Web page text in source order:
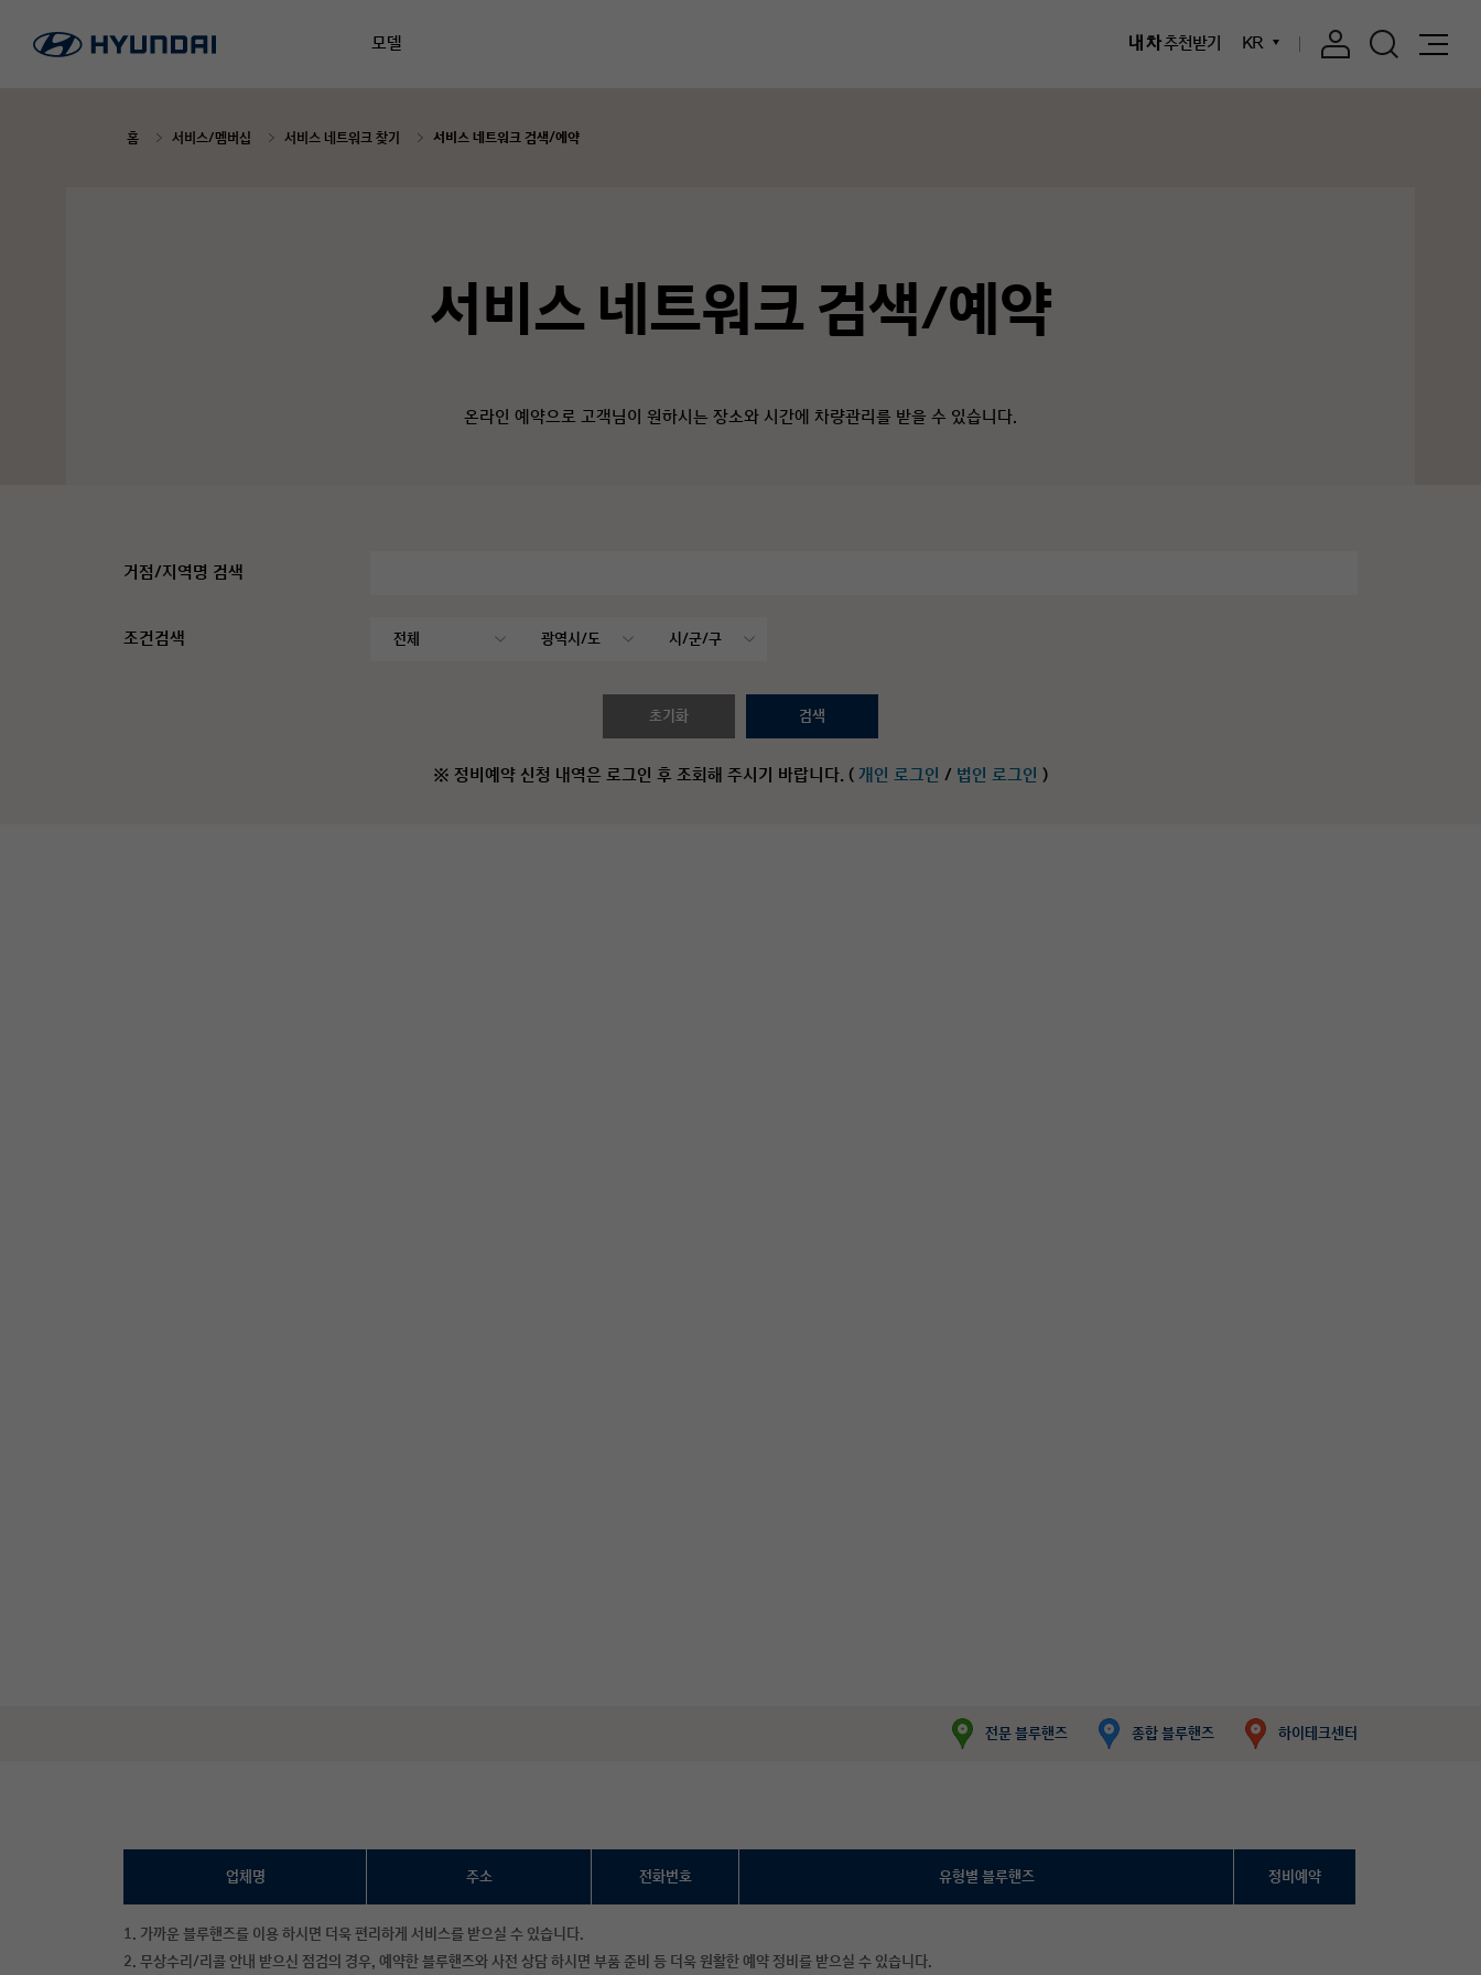
모델 내 차추천받기 KR
홈 서비스/멤버십 서비스 네트워크 찾기 서비스 네트워크 검색/예약
서비스 네트워크 검색/예약
온라인 예약으로 고객님이 원하시는 장소와 시간에 차량관리를 받을 수 있습니다.
거점/지역명 검색
조건검색
초기화 검색
※ 정비예약 신청 내역은 로그인 후 조회해 주시기 바랍니다. ( 개인 로그인 / 법인 로그인 )
전문 블루핸즈 종합 블루핸즈 하이테크센터
업체명 주소 전화번호 유형별 블루핸즈 정비예약
1. 가까운 블루핸즈를 이용 하시면 더욱 편리하게 서비스를 받으실 수 있습니다.
2. 무상수리/리콜 안내 받으신 점검의 경우, 예약한 블루핸즈와 사전 상담 하시면 부품 준비 등 더욱 원활한 예약 정비를 받으실 수 있습니다.